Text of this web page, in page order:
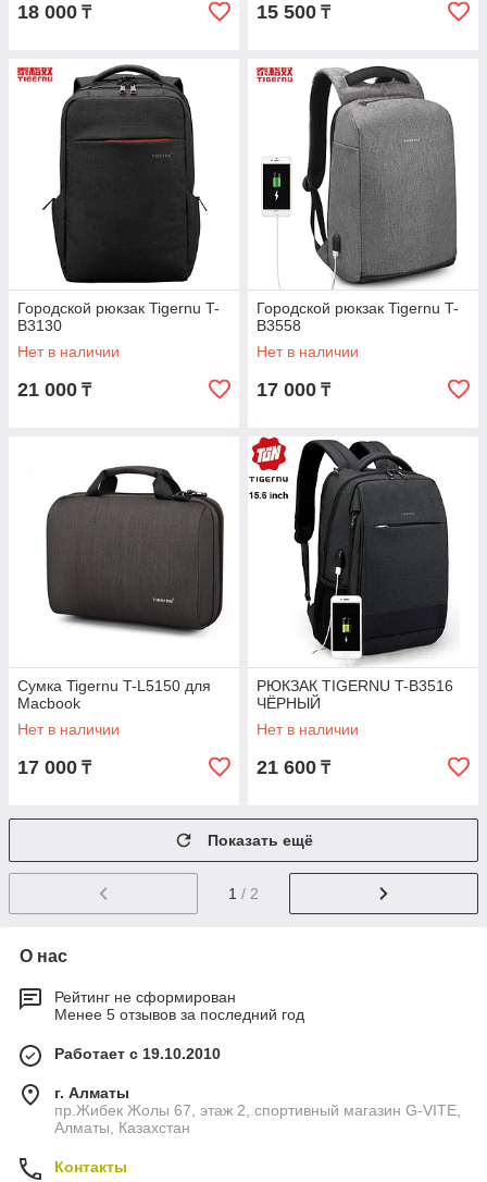
18 000 ₸ 15 500 ₸
Городской рюкзак Tigernu T-
B3130
Нет в наличии
21 000 ₸
Городской рюкзак Tigernu T-
B3558
Нет в наличии
17 000 ₸
Сумка Tigernu T-L5150 для
Macbook
Нет в наличии
17 000 ₸
РЮКЗАК TIGERNU T-B3516
ЧЁРНЫЙ
Нет в наличии
21 600 ₸
Показать ещё
1 / 2
О нас
Рейтинг не сформирован
Менее 5 отзывов за последний год
Работает с 19.10.2010
г. Алматы
пр.Жибек Жолы 67, этаж 2, спортивный магазин G-VITE,
Алматы, Казахстан
Контакты